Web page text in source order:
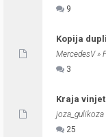
9
Kopija
MercedesV»
3
Kraja
joza_gulikoza
25